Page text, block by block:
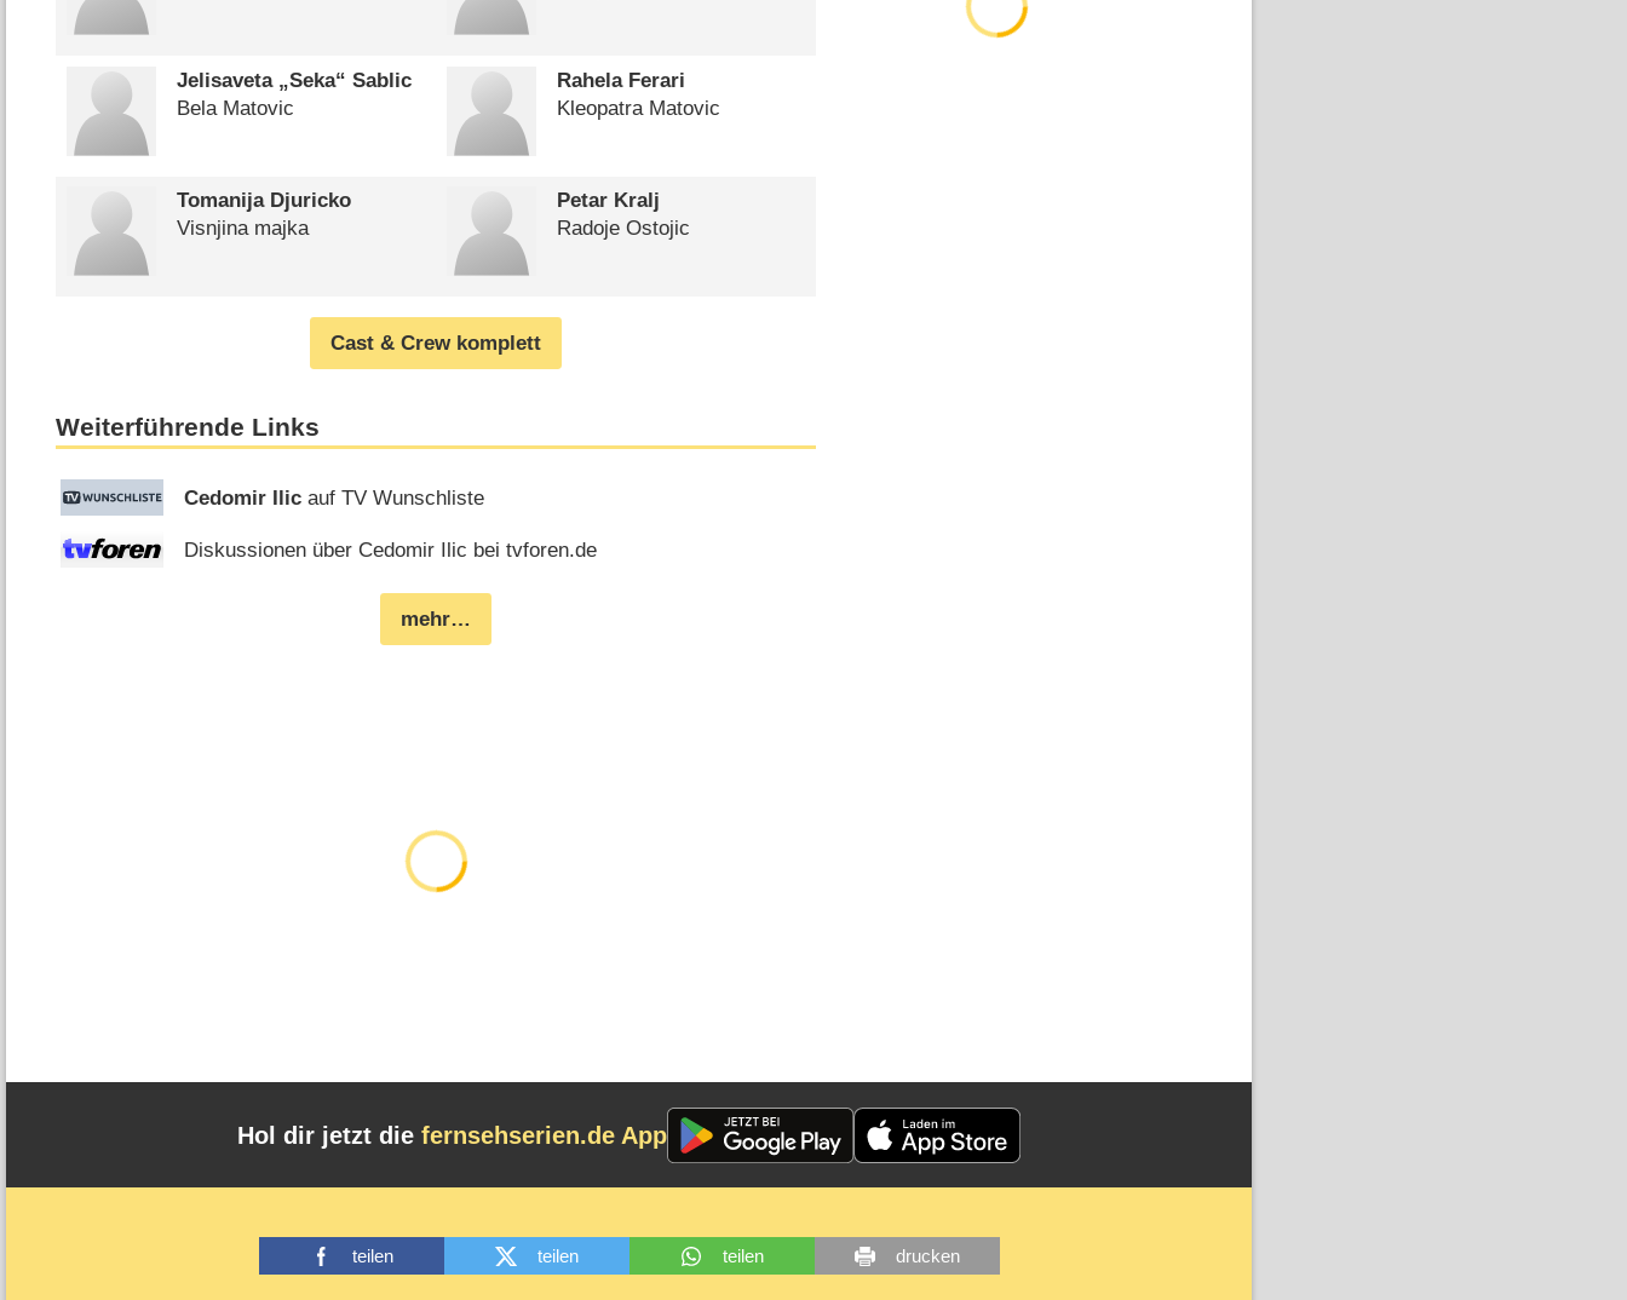
Jelisaveta „Seka“ Sablic
Bela Matovic
Rahela Ferari
Kleopatra Matovic
Tomanija Djuricko
Visnjina majka
Petar Kralj
Radoje Ostojic
Cast & Crew komplett
Weiterführende Links
Cedomir Ilic auf TV Wunschliste
Diskussionen über Cedomir Ilic bei tvforen.de
mehr…
Hol dir jetzt die fernsehserien.de App
teilen teilen teilen drucken